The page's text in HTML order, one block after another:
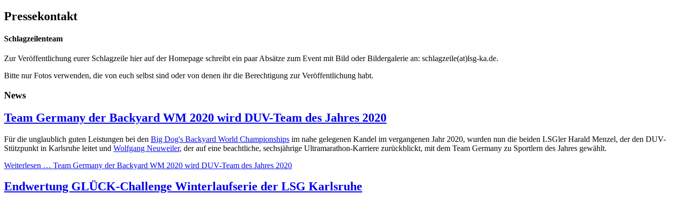
Pressekontakt
Schlagzeilenteam
Zur Veröffentlichung eurer Schlagzeile hier auf der Homepage schreibt ein paar Absätze zum Event mit Bild oder Bildergalerie an: schlagzeile(at)lsg-ka.de.
Bitte nur Fotos verwenden, die von euch selbst sind oder von denen ihr die Berechtigung zur Veröffentlichung habt.
News
Team Germany der Backyard WM 2020 wird DUV-Team des Jahres 2020
Für die unglaublich guten Leistungen bei den Big Dog's Backyard World Championships im nahe gelegenen Kandel im vergangenen Jahr 2020, wurden nun die beiden LSGler Harald Menzel, der den DUV-
Stützpunkt in Karlsruhe leitet und Wolfgang Neuweiler, der auf eine beachtliche, sechsjährige Ultramarathon-Karriere zurückblickt, mit dem Team Germany zu Sportlern des Jahres gewählt.
Weiterlesen … Team Germany der Backyard WM 2020 wird DUV-Team des Jahres 2020
Endwertung GLÜCK-Challenge Winterlaufserie der LSG Karlsruhe